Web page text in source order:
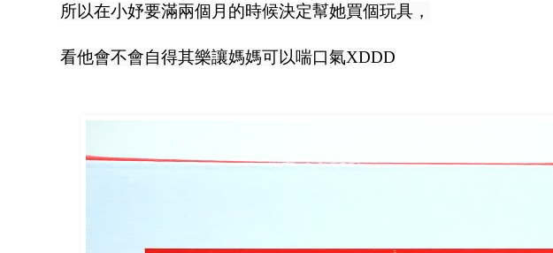
所以在小妤要滿兩個月的時候決定幫她買個玩具，
看他會不會自得其樂讓媽媽可以喘口氣XDDD